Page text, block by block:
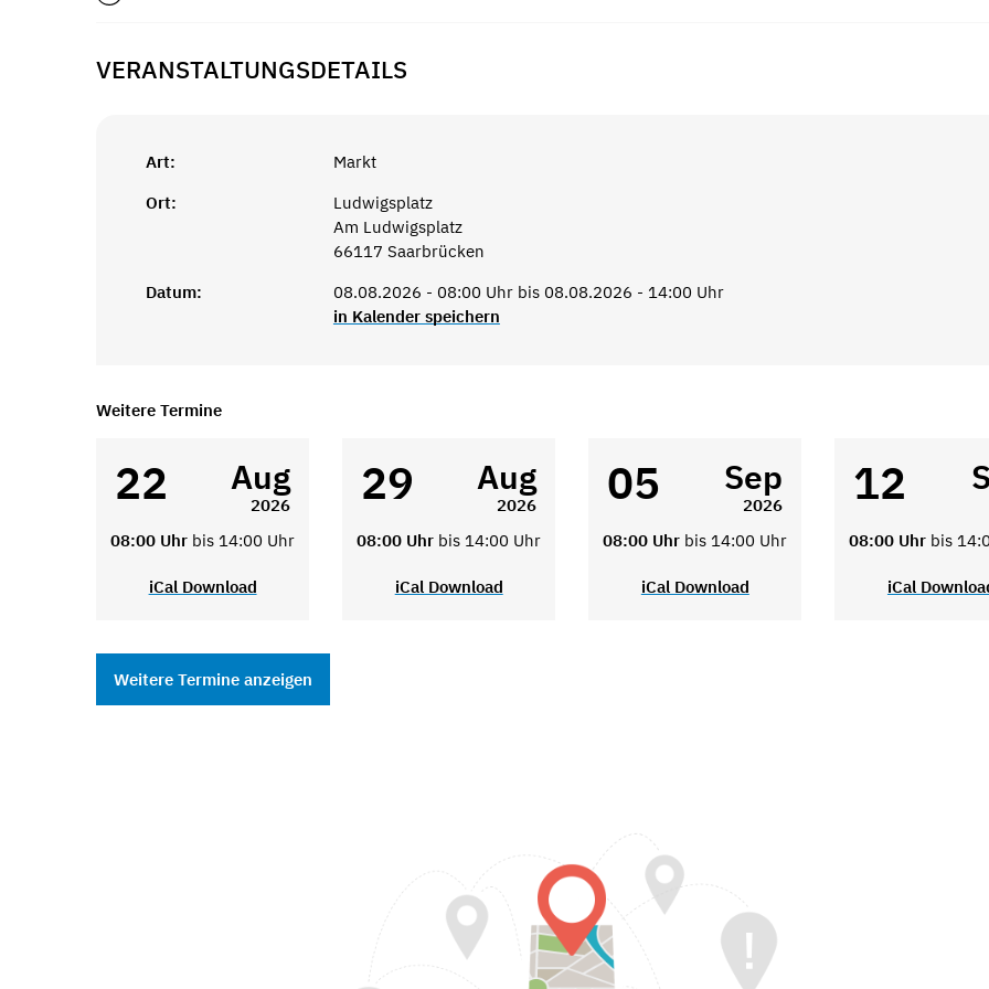
VERANSTALTUNGSDETAILS
Art:
Markt
Ort:
Ludwigsplatz
Am Ludwigsplatz
66117 Saarbrücken
Datum:
08.08.2026 - 08:00 Uhr bis 08.08.2026 - 14:00 Uhr
in Kalender speichern
Weitere Termine
22 Aug
2026
08:00 Uhr bis 14:00 Uhr
iCal Download
29 Aug
2026
08:00 Uhr bis 14:00 Uhr
iCal Download
05 Sep
2026
08:00 Uhr bis 14:00 Uhr
iCal Download
12
08:00 Uhr bis
iCal
Weitere Termine anzeigen